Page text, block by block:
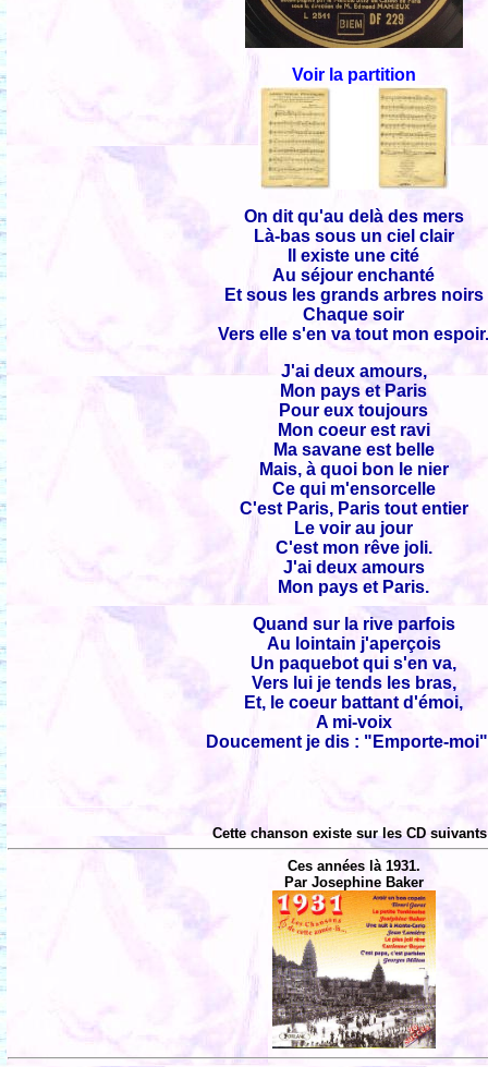
Voir la partition
On dit qu'au delà des mers
Là-bas sous un ciel clair
Il existe une cité
Au séjour enchanté
Et sous les grands arbres noirs
Chaque soir
Vers elle s'en va tout mon
J'ai deux amours,
Mon pays et Paris
Pour eux toujours
Mon coeur est ravi
Ma savane est belle
Mais, à quoi bon le nier
Ce qui m'ensorcelle
C'est Paris, Paris tout entier
Le voir au jour
C'est mon rêve joli.
J'ai deux amours
Mon pays et Paris.
Quand sur la rive parfois
Au lointain j'aperçois
Un paquebot qui s'en va,
Vers lui je tends les bras,
Et, le coeur battant d'émoi,
A mi-voix
Doucement je dis : "Emporte-
Cette chanson existe sur les CD
Ces années là 1931.
Par Josephine Baker